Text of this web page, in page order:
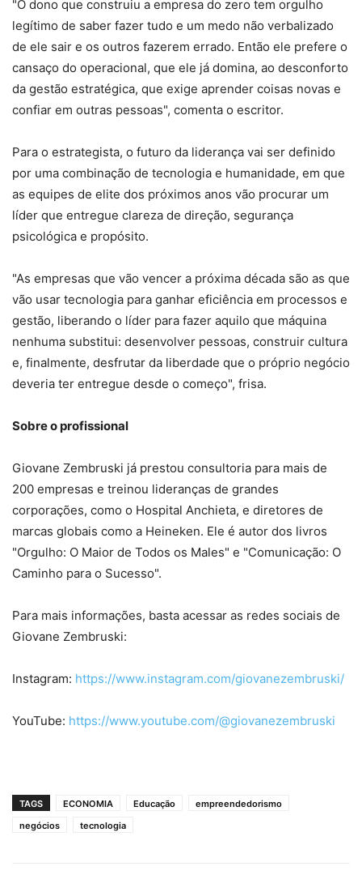
"O dono que construiu a empresa do zero tem orgulho
legítimo de saber fazer tudo e um medo não verbalizado
de ele sair e os outros fazerem errado. Então ele prefere o
cansaço do operacional, que ele já domina, ao desconforto
da gestão estratégica, que exige aprender coisas novas e
confiar em outras pessoas", comenta o escritor.
Para o estrategista, o futuro da liderança vai ser definido
por uma combinação de tecnologia e humanidade, em que
as equipes de elite dos próximos anos vão procurar um
líder que entregue clareza de direção, segurança
psicológica e propósito.
"As empresas que vão vencer a próxima década são as que
vão usar tecnologia para ganhar eficiência em processos e
gestão, liberando o líder para fazer aquilo que máquina
nenhuma substitui: desenvolver pessoas, construir cultura
e, finalmente, desfrutar da liberdade que o próprio negócio
deveria ter entregue desde o começo", frisa.
Sobre o profissional
Giovane Zembruski já prestou consultoria para mais de
200 empresas e treinou lideranças de grandes
corporações, como o Hospital Anchieta, e diretores de
marcas globais como a Heineken. Ele é autor dos livros
"Orgulho: O Maior de Todos os Males" e "Comunicação: O
Caminho para o Sucesso".
Para mais informações, basta acessar as redes sociais de
Giovane Zembruski:
Instagram: https://www.instagram.com/giovanezembruski/
YouTube: https://www.youtube.com/@giovanezembruski
TAGS ECONOMIA Educação
empreendedorismo
negócios
tecnologia